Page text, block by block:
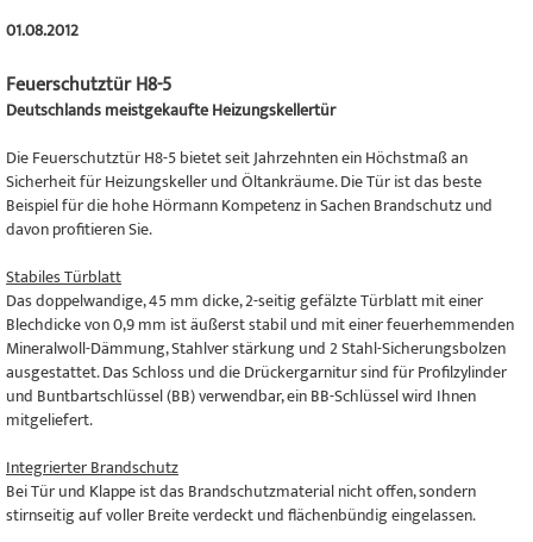
01.08.2012
Feuerschutztür H8-5
Deutschlands meistgekaufte Heizungskellertür
Die Feuerschutztür H8-5 bietet seit Jahrzehnten ein Höchstmaß an
Sicherheit für Heizungskeller und Öltankräume. Die Tür ist das beste
Beispiel für die hohe Hörmann Kompetenz in Sachen Brandschutz und
davon profitieren Sie.
Stabiles Türblatt
Das doppelwandige, 45 mm dicke, 2-seitig gefälzte Türblatt mit einer
Blechdicke von 0,9 mm ist äußerst stabil und mit einer feuerhemmenden
Mineralwoll-Dämmung, Stahlver stärkung und 2 Stahl-Sicherungsbolzen
ausgestattet. Das Schloss und die Drückergarnitur sind für Profilzylinder
und Buntbartschlüssel (BB) verwendbar, ein BB-Schlüssel wird Ihnen
mitgeliefert.
Integrierter Brandschutz
Bei Tür und Klappe ist das Brandschutzmaterial nicht offen, sondern
stirnseitig auf voller Breite verdeckt und flächenbündig eingelassen.